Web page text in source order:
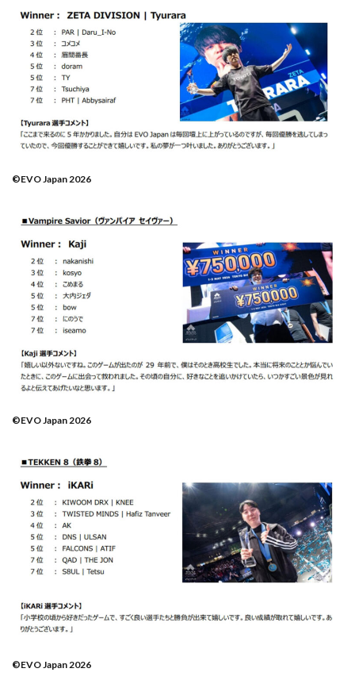
©EVO Japan 2026
©EVO Japan 2026
©EVO Japan 2026